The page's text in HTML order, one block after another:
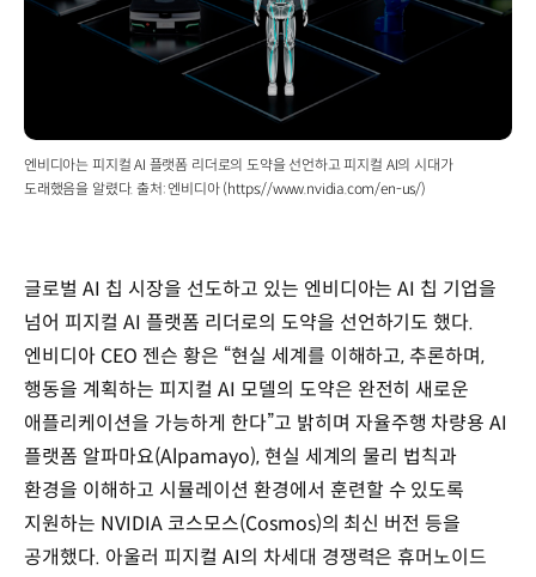
엔비디아는 피지컬 AI 플랫폼 리더로의 도약을 선언하고 피지컬 AI의 시대가
도래했음을 알렸다. 출처: 엔비디아 (https://www.nvidia.com/en-us/)
글로벌 AI 칩 시장을 선도하고 있는 엔비디아는 AI 칩 기업을
넘어 피지컬 AI 플랫폼 리더로의 도약을 선언하기도 했다.
엔비디아 CEO 젠슨 황은 “현실 세계를 이해하고, 추론하며,
행동을 계획하는 피지컬 AI 모델의 도약은 완전히 새로운
애플리케이션을 가능하게 한다”고 밝히며 자율주행 차량용 AI
플랫폼 알파마요(Alpamayo), 현실 세계의 물리 법칙과
환경을 이해하고 시뮬레이션 환경에서 훈련할 수 있도록
지원하는 NVIDIA 코스모스(Cosmos)의 최신 버전 등을
공개했다. 아울러 피지컬 AI의 차세대 경쟁력은 휴머노이드